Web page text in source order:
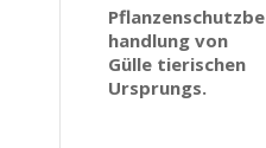
Pflanzenschutzbe
handlung von
Gülle tierischen
Ursprungs.